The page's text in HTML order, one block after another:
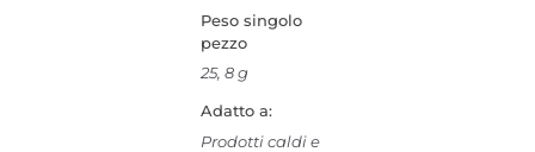
Peso singolo
pezzo
25, 8 g
Adatto a:
Prodotti caldi e